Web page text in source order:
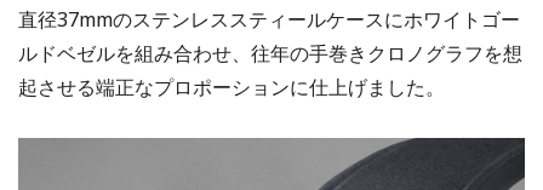
直径37mmのステンレススティールケースにホワイトゴー
ルドベゼルを組み合わせ、往年の手巻きクロノグラフを想
起させる端正なプロポーションに仕上げました。